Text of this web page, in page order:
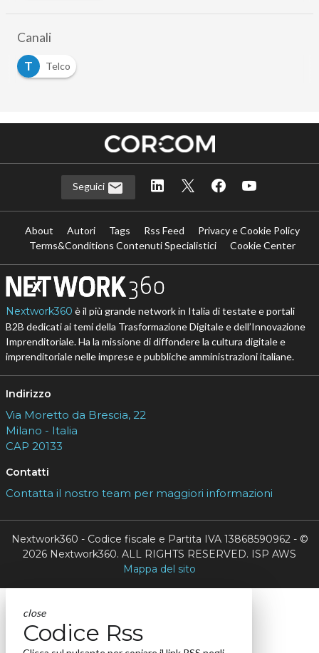
Canali
T
Telco
Seguici
About Autori Tags Rss Feed
Privacy e Cookie Policy
Terms&Conditions Contenuti Specialistici
Cookie Center
Nextwork360 è il più grande network in Italia di testate e portali
B2B dedicati ai temi della Trasformazione Digitale e dell’Innovazione
Imprenditoriale. Ha la missione di diffondere la cultura digitale e
imprenditoriale nelle imprese e pubbliche amministrazioni italiane.
Indirizzo
Via Moretto da Brescia, 22
Milano - Italia
CAP 20133
Contatti
Contatta il nostro team per maggiori informazioni
Nextwork360 - Codice fiscale e Partita IVA 13868590962 - ©
2026 Nextwork360. ALL RIGHTS RESERVED. ISP AWS
Mappa del sito
close
Codice Rss